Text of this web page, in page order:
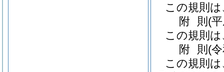
この規則
附 則 (
この規則
附 則 (
この規則